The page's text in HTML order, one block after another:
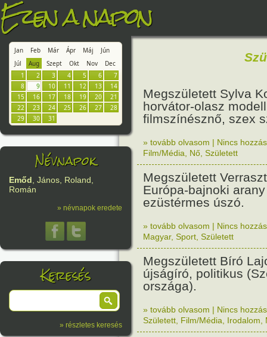
Ezen a napon
Jan Feb Már Ápr Máj
Jún
Júl
Aug Szept Okt Nov
Dec
1
2 3 4 5 6
7
8
9 10 11 12 13
14
15
16 17 18 19 20
21
22
23 24 25 26 27
28
29
30 31
Névnapok
Emőd, János, Roland,
Román
» névnapok eredete
Keresés
» részletes keresés
Megszületett Sylva
horvátor-olasz
filmszínésznő, szex
» tovább olvasom | Nincs
Film/Média
Nő Született
Megszületett
Európa-bajnoki
ezüstérmes úszó.
» tovább olvasom | Nincs
Magyar, Sport Született
Megszületett Bíró
újságíró, politikus
országa).
» tovább olvasom | Nincs
Született Film/Média Irodalom